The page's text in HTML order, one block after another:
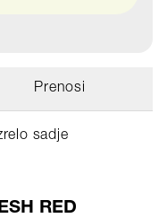
Prenosi
sadje
RED